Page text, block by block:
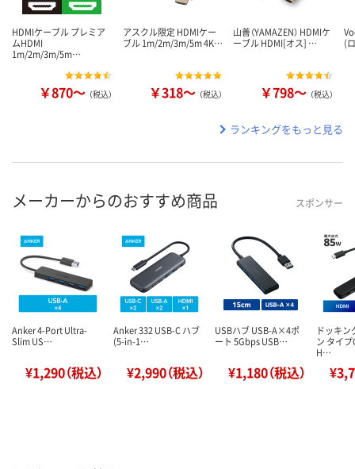
HDMIケーブル プレミア
ムHDMI
1m/2m/3m/5m…
￥870～ （税込）
アスクル限定 HDMIケー
ブル 1m/2m/3m/5m 4K…
￥318～ （税込）
山善（YAMAZEN） HDMIケ
ーブル HDMI[オス] …
￥798～ （税込）
(
ランキングをもっと見る
メーカーからのおすすめ商品 スポンサー
Anker 4-Port Ultra-
Slim US…
¥1,290（税込）
Anker 332 USB-C ハブ
(5-in-1…
¥2,990（税込）
USBハブ USB-A×4ポ
ート 5Gbps USB…
¥1,180（税込）
ドッキ
ン タイ
H…